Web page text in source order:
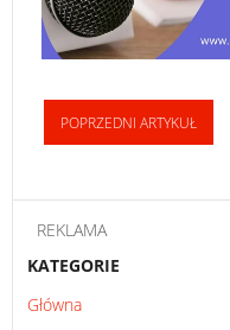
POPRZEDNI ARTYKUŁ
REKLAMA
KATEGORIE
Główna